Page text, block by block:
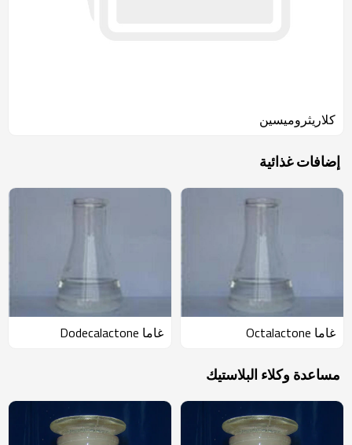
كلاريثروميسين
إضافات غذائية
غاما Octalactone غاما Dodecalactone
مساعدة وكلاء البلاستيك